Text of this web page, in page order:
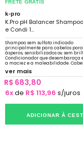
FRETE GRÁTIS
k-pro
K.Pro pH Balancer
e Condi 1...
Shampoo sem sulfato indicado
principalmente para cabelos
ásperos, sensibilizados ou sem
Condicionador que desembaraça
a maciez e a maleabilidade.
nutridos, cutículas alinhadas e
Com proteção solar
ver mais
R$ 683,80
6xde R$ 113,96 s/juros
ADICIONAR À